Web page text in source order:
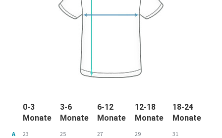
0-3
Monate
3-6
Monate
6-12
Monate
12-18
Monate
18-24
Monate
A 23 25 27 29
31